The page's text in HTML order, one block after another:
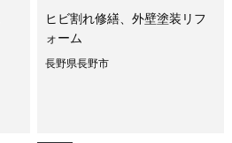
ヒビ割れ修繕、外壁塗装リフ
ォーム
長野県長野市